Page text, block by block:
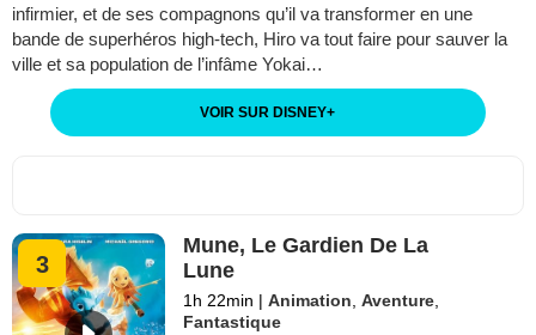
infirmier, et de ses compagnons qu’il va transformer en une
bande de superhéros high-tech, Hiro va tout faire pour sauver la
ville et sa population de l’infâme Yokai…
VOIR SUR DISNEY+
3
Mune, Le Gardien De La
Lune
1h 22min | Animation ,Aventure
Fantastique